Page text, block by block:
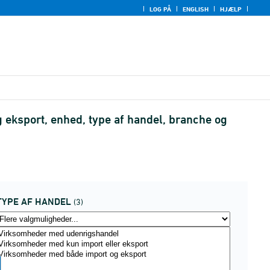
LOG PÅ ENGLISH HJÆLP
enhed, type af handel, branche og
AF HANDEL (3)